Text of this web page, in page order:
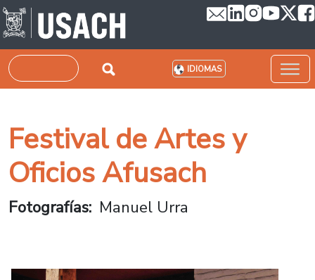
Pasar al contenido principal
Buscar IDIOMAS
Festival de Artes y
Oficios Afusach
Fotografías Manuel Urra